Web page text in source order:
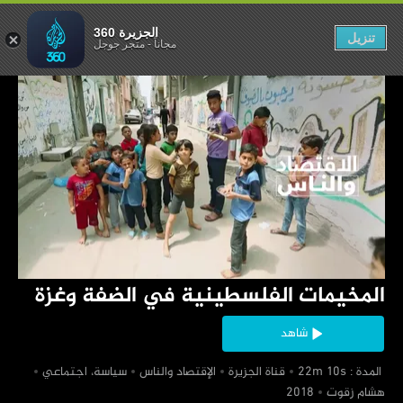
‏المخيمات الفلسطينية في الضفة وغزة
شاهد
‏ المدة : 22m 10s
‏قناة الجزيرة ‏الإقتصاد والناس
‏سياسة، اجتماعي
‏هشام زقوت
في الضفة وغزة
الجزيرة 360
مجاناً-متجر جوجل تنزيل